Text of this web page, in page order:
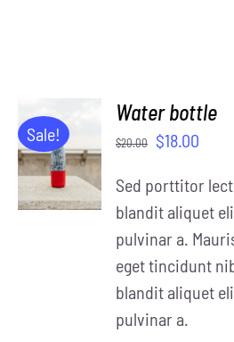
Sale!
ADD TO
CART
/
DETAILS
Water bottle
$20.00 $18.00
Sed porttitor
blandit aliquet
pulvinar a.
eget tincidunt
blandit aliquet
pulvinar a.